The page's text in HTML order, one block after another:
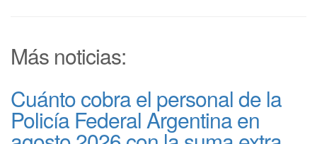
Más noticias:
Cuánto cobra el personal de la
Policía Federal Argentina en